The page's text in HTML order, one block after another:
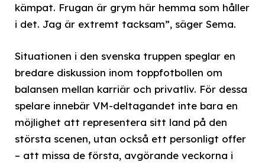
kämpat. Frugan är grym här hemma som håller
i det. Jag är extremt tacksam”, säger Sema.
Situationen i den svenska truppen speglar en
bredare diskussion inom toppfotbollen om
balansen mellan karriär och privatliv. För dessa
spelare innebär VM-deltagandet inte bara en
möjlighet att representera sitt land på den
största scenen, utan också ett personligt offer
– att missa de första, avgörande veckorna i